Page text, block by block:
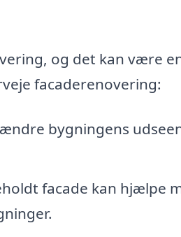
og det kan være
facaderenovering:
bygningens
facade kan hjælpe